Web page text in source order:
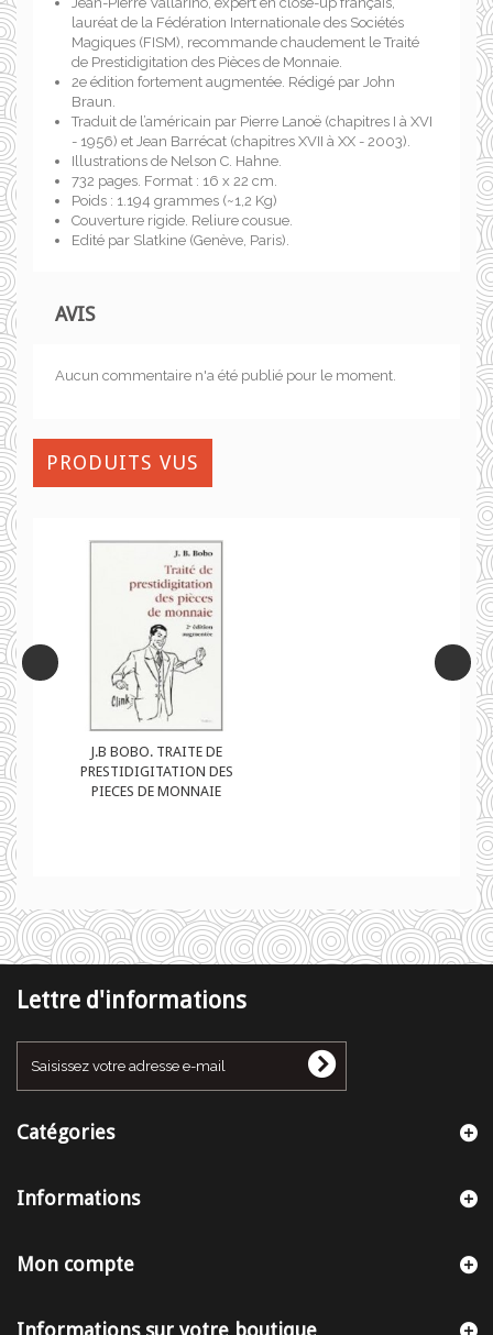
lauréat de la Fédération Internationale des Sociétés
Magiques (FISM), recommande chaudement le Traité
de Prestidigitation des Pièces de Monnaie.
2e édition fortement augmentée. Rédigé par John
Braun.
Traduit de l’américain par Pierre Lanoë (chapitres I à XVI
- 1956) et Jean Barrécat (chapitres XVII à XX - 2003).
Illustrations de Nelson C. Hahne.
732 pages. Format : 16 x 22 cm.
Poids : 1.194 grammes (~1,2 Kg)
Couverture rigide. Reliure cousue.
Edité par Slatkine (Genève, Paris).
AVIS
Aucun commentaire n'a été publié pour le moment.
PRODUITS VUS
J.B BOBO. TRAITE DE
PRESTIDIGITATION DES
PIECES DE MONNAIE
Lettre d'informations
Catégories
Informations
Mon compte
Informations sur votre boutique